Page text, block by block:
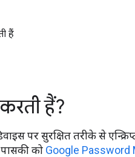
हैं
हैं?
पर सुरक्षित तरीके से
को Google Password